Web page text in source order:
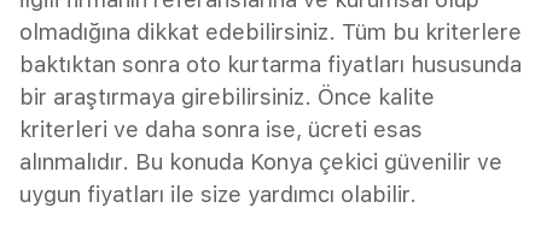
olmadığına dikkat edebilirsiniz. Tüm bu kriterlere
baktıktan sonra oto kurtarma fiyatları hususunda
bir araştırmaya girebilirsiniz. Önce kalite
kriterleri ve daha sonra ise, ücreti esas
alınmalıdır. Bu konuda Konya çekici güvenilir ve
uygun fiyatları ile size yardımcı olabilir.